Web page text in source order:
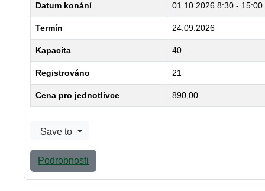
Datum konání 01.10.2026 8:30 - 15:00
Termín 24.09.2026
Kapacita 40
Registrováno 21
Cena pro jednotlivce 890,00
Save to
Podrobnosti